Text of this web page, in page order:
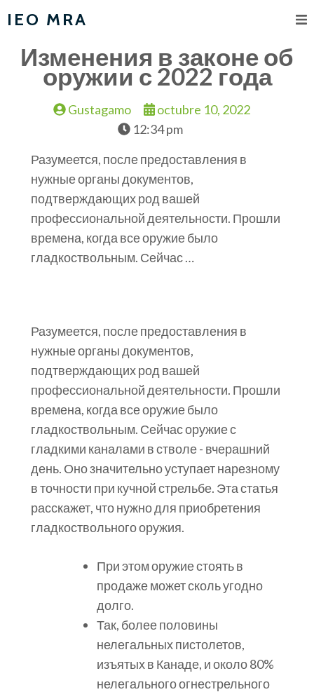
IEO MRA
Изменения в законе об
оружии с 2022 года
Gustagamo
octubre 10, 2022
12:34 pm
Разумеется, после предоставления в
нужные органы документов,
подтверждающих род вашей
профессиональной деятельности. Прошли
времена, когда все оружие было
гладкоствольным. Сейчас …
Разумеется, после предоставления в
нужные органы документов,
подтверждающих род вашей
профессиональной деятельности. Прошли
времена, когда все оружие было
гладкоствольным. Сейчас оружие с
гладкими каналами в стволе - вчерашний
день. Оно значительно уступает нарезному
в точности при кучной стрельбе. Эта статья
расскажет, что нужно для приобретения
гладкоствольного оружия.
При этом оружие стоять в
продаже может сколь угодно
долго.
Так, более половины
нелегальных пистолетов,
изъятых в Канаде, и около 80%
нелегального огнестрельного